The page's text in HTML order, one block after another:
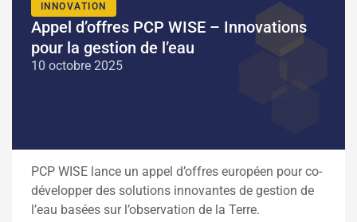
INNOVATION
Appel d’offres PCP WISE – Innovations
pour la gestion de l’eau
10 octobre 2025
PCP WISE lance un appel d’offres européen pour co-
développer des solutions innovantes de gestion de
l’eau basées sur l’observation de la Terre.